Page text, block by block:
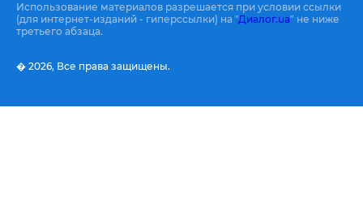
Использование материалов разрешается при условии ссылки
(для интернет-изданий - гиперссылки) на "Диалог.ua" не ниже
третьего абзаца.
� 2026, Все права защищены.